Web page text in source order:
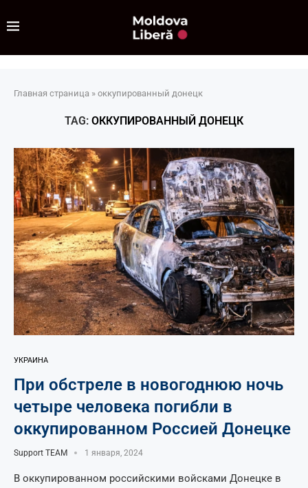
Главная страница » оккупированный донецк
TAG: ОККУПИРОВАННЫЙ ДОНЕЦК
УКРАИНА
При обстреле в новогоднюю ночь
четыре человека погибли в
оккупированном Россией Донецке
Support TEAM 1 января, 2024
В оккупированном российскими войсками Донецке в